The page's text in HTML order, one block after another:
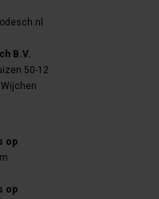
B.V.
50-12
op
op